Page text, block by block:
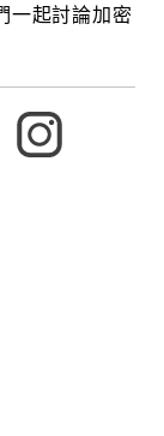
一起討論加密